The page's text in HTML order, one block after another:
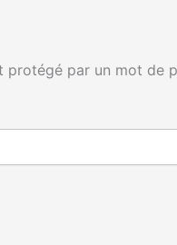
protégé par un mot de